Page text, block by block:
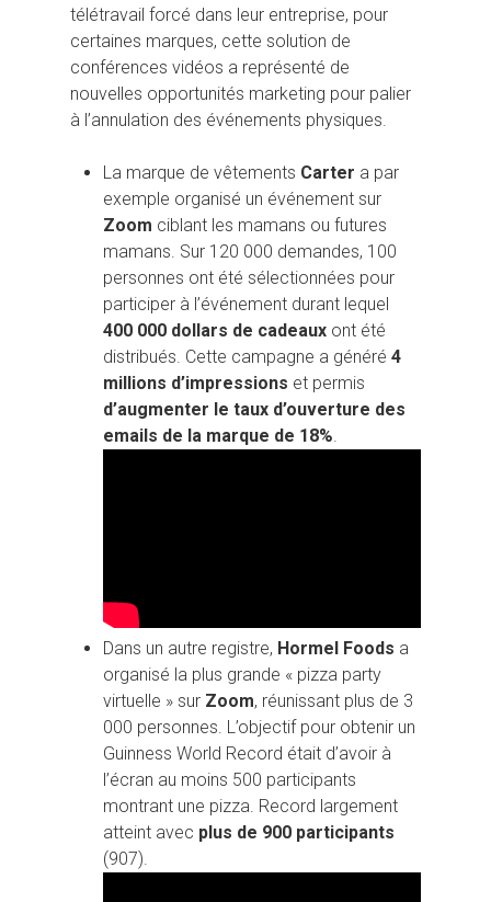
Hit enter to search or ESC to close
télétravail forcé dans leur entreprise, pour
certaines marques, cette solution de
conférences vidéos a représenté de
nouvelles opportunités marketing pour palier
à l’annulation des événements physiques.
La marque de vêtements Carter a par
exemple organisé un événement sur
Zoom ciblant les mamans ou futures
mamans. Sur 120 000 demandes, 100
personnes ont été sélectionnées pour
participer à l’événement durant lequel
400 000 dollars de cadeaux ont été
distribués. Cette campagne a généré 4
millions d’impressions et permis
d’augmenter le taux d’ouverture des
emails de la marque de 18%.
Dans un autre registre, Hormel Foods a
organisé la plus grande « pizza party
virtuelle » sur Zoom, réunissant plus de 3
000 personnes. L’objectif pour obtenir un
Guinness World Record était d’avoir à
l’écran au moins 500 participants
montrant une pizza. Record largement
atteint avec plus de 900 participants
(907).